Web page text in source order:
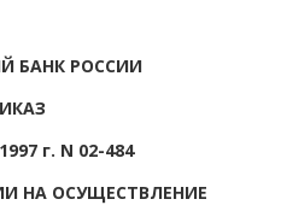
БАНК РОССИИ
г. N 02-484
НА ОСУЩЕСТВЛЕНИЕ